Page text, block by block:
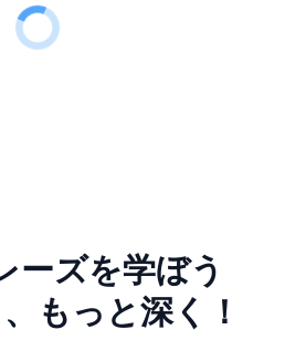
ーズを学ぼう
もっと深く！